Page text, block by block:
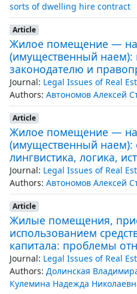
sorts of dwelling hire contract
Article
Жилое помещение —
(имущественный наем):
законодателю и
Journal: Legal Issues of Real
Authors: Автономов Алексей
Article
Жилое помещение —
(имущественный наем):
лингвистика, логика,
Journal: Legal Issues of Real
Authors: Автономов Алексей
Article
Жилые помещения,
использованием
капитала: проблемы
Journal: Legal Issues of Real
Authors: Долинская
Кулемина Надежда